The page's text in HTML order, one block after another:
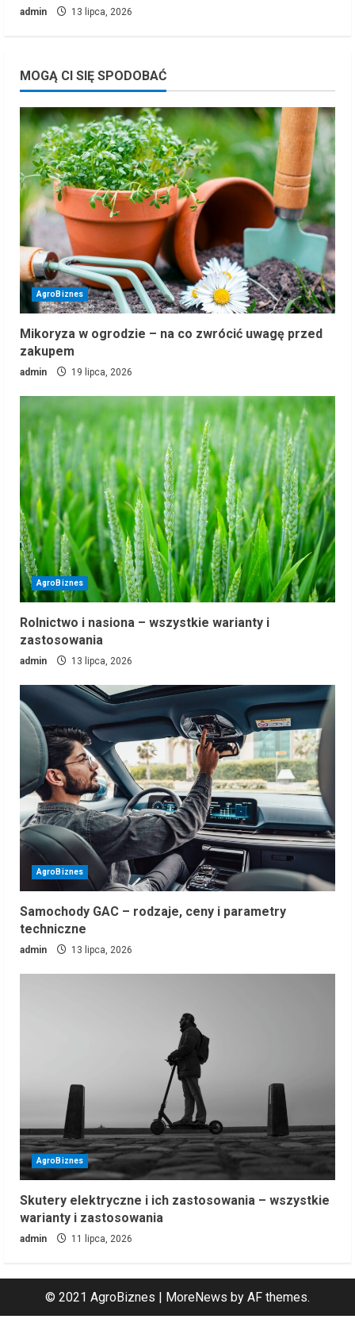
admin 13 lipca, 2026
MOGĄ CI SIĘ SPODOBAĆ
AgroBiznes
Mikoryza w ogrodzie – na co zwrócić uwagę przed
zakupem
admin 19 lipca, 2026
AgroBiznes
Rolnictwo i nasiona – wszystkie warianty i
zastosowania
admin 13 lipca, 2026
AgroBiznes
Samochody GAC – rodzaje, ceny i parametry
techniczne
admin 13 lipca, 2026
AgroBiznes
Skutery elektryczne i ich zastosowania – wszystkie
warianty i zastosowania
admin 11 lipca, 2026
© 2021 AgroBiznes MoreNews by AF themes.